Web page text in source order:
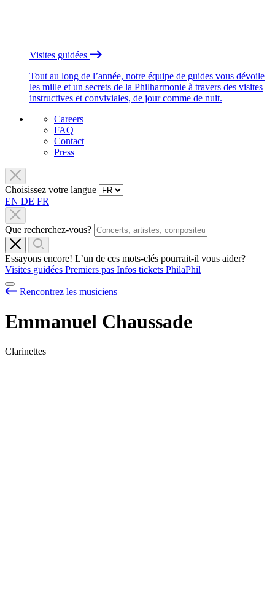
Visites guidées
Tout au long de l’année, notre équipe de guides vous dévoile
les mille et un secrets de la Philharmonie à travers des visites
instructives et conviviales, de jour comme de nuit.
Careers
FAQ
Contact
Press
Choisissez votre langue
EN DE FR
Que recherchez-vous?
Essayons encore! L’un de ces mots-clés pourrait-il vous aider?
Visites guidées Premiers pas Infos tickets PhilaPhil
Rencontrez les musiciens
Emmanuel Chaussade
Clarinettes